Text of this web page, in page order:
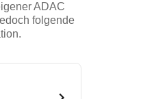
ADAC
folgende